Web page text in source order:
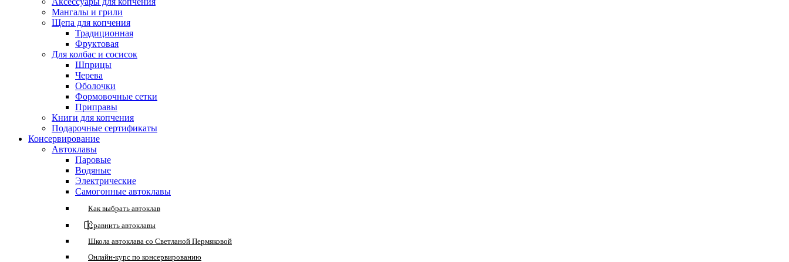
Мангалы и грили
Щепа для копчения
Традиционная
Фруктовая
Для колбас и сосисок
Шприцы
Черева
Оболочки
Формовочные сетки
Приправы
Книги для копчения
Подарочные сертификаты
Консервирование
Автоклавы
Паровые
Водяные
Электрические
Самогонные автоклавы
Как выбрать автоклав
Сравнить автоклавы
Школа автоклава со Светланой Пермяковой
Онлайн-курс по консервированию